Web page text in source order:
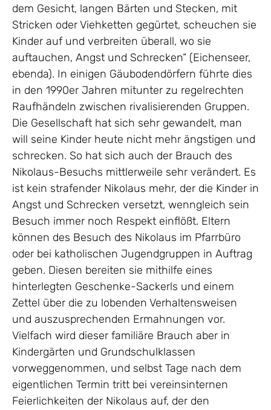
dem Gesicht, langen Bärten und Stecken, mit
Stricken oder Viehketten gegürtet, scheuchen sie
Kinder auf und verbreiten überall, wo sie
auftauchen, Angst und Schrecken“ (Eichenseer,
ebenda). In einigen Gäubodendörfern führte dies
in den 1990er Jahren mitunter zu regelrechten
Raufhändeln zwischen rivalisierenden Gruppen.
Die Gesellschaft hat sich sehr gewandelt, man
will seine Kinder heute nicht mehr ängstigen und
schrecken. So hat sich auch der Brauch des
Nikolaus-Besuchs mittlerweile sehr verändert. Es
ist kein strafender Nikolaus mehr, der die Kinder in
Angst und Schrecken versetzt, wenngleich sein
Besuch immer noch Respekt einflößt. Eltern
können des Besuch des Nikolaus im Pfarrbüro
oder bei katholischen Jugendgruppen in Auftrag
geben. Diesen bereiten sie mithilfe eines
hinterlegten Geschenke-Sackerls und einem
Zettel über die zu lobenden Verhaltensweisen
und auszusprechenden Ermahnungen vor.
Vielfach wird dieser familiäre Brauch aber in
Kindergärten und Grundschulklassen
vorweggenommen, und selbst Tage nach dem
eigentlichen Termin tritt bei vereinsinternen
Feierlichkeiten der Nikolaus auf, der den